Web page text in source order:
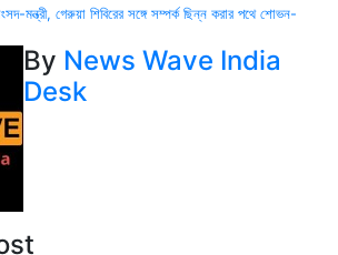
মন্ত্রী, গেরুয়া শিবিরের সঙ্গে সম্পর্ক ছিন্ন করার পথে শোভন-
By News Wave India
Desk